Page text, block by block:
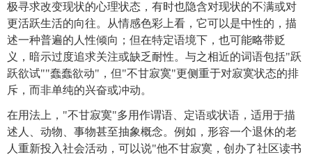
极寻求改变现状的心理状态，有时也隐含对现状的不满或对
更活跃生活的向往。从情感色彩上看，它可以是中性的，描
述一种普遍的人性倾向；但在特定语境下，也可能略带贬
义，暗示过度追求关注或缺乏耐性。与之相近的词语包括"跃
跃欲试""蠢蠢欲动"，但"不甘寂寞"更侧重于对寂寞状态的排
斥，而非单纯的兴奋或冲动。
在用法上，"不甘寂寞"多用作谓语、定语或状语，适用于描
述人、动物、事物甚至抽象概念。例如，形容一个退休的老
人重新投入社会活动，可以说"他不甘寂寞，创办了社区读书